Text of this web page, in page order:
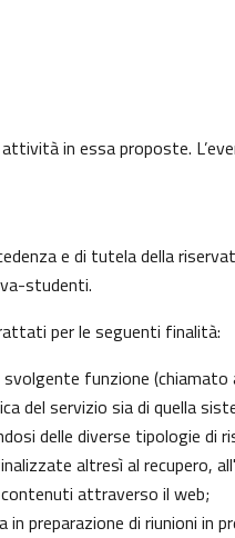
in essa proposte.
e di tutela della
studenti.
per le seguenti finalità:
funzione
del servizio sia di quella
delle diverse tipologie di
altresì al recupero,
attraverso il web;
preparazione di riunioni in